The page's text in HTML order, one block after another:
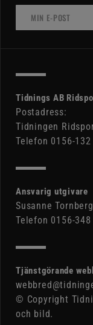
Tidnings AB
Postadress:
Tidningen
Telefon 0156-
Ansvarig utgivare
Susanne Tornberg
Telefon 0156-348
Tjänstgörande
© Copyright
och bild.